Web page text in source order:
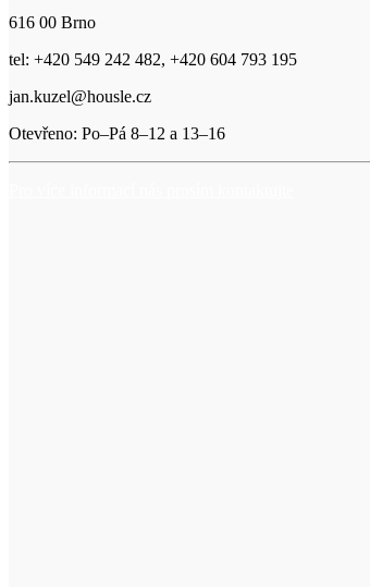
616 00 Brno
tel: +420 549 242 482, +420 604 793 195
jan.kuzel@housle.cz
Otevřeno: Po–Pá 8–12 a 13–16